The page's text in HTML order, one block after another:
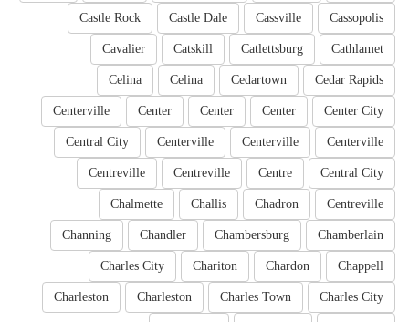
Cassopolis
Cassville
Castle Dale
Castle Rock
Cathlamet
Catlettsburg
Catskill
Cavalier
Cedar Rapids
Cedartown
Celina
Celina
Center City
Center
Center
Center
Centerville
Centerville
Centerville
Centerville
Central City
Central City
Centre
Centreville
Centreville
Centreville
Chadron
Challis
Chalmette
Chamberlain
Chambersburg
Chandler
Channing
Chappell
Chardon
Chariton
Charles City
Charles City
Charles Town
Charleston
Charleston